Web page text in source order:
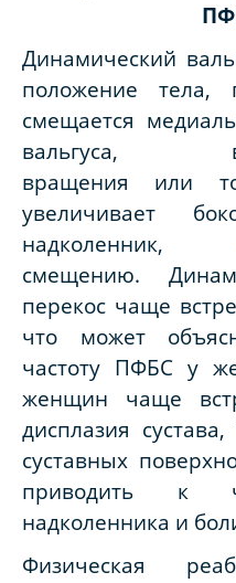
Динамический
положение тела,
смещается
вальгуса,
вращения или
увеличивает
надколенник,
смещению.
перекос чаще
что может
частоту ПФБС у
женщин чаще
дисплазия
суставных
приводить к
надколенника и
Физическая